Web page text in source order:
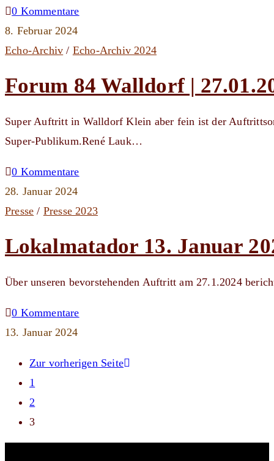
0 Kommentare
8. Februar 2024
Echo-Archiv / Echo-Archiv 2024
Forum 84 Walldorf |
Super Auftritt in Walldorf Klein aber fein ist der
Super-Publikum.René Lauk…
0 Kommentare
28. Januar 2024
Presse / Presse 2023
Lokalmatador 13. Januar
Über unseren bevorstehenden Auftritt am 27.1.2024
0 Kommentare
13. Januar 2024
Zur vorherigen Seite
1
2
3